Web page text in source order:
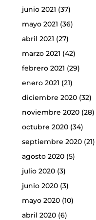
junio 2021 (37)
mayo 2021 (36)
abril 2021 (27)
marzo 2021 (42)
febrero 2021 (29)
enero 2021 (21)
diciembre 2020(32)
noviembre 2020(28)
octubre 2020(34)
septiembre 2020(21)
agosto 2020(5)
julio 2020(3)
junio 2020(3)
mayo 2020(10)
abril 2020(6)